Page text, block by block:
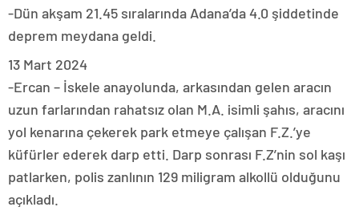
-Dün akşam 21.45 sıralarında Adana’da 4.0 şiddetinde
deprem meydana geldi.
13 Mart 2024
-Ercan – İskele anayolunda, arkasından gelen aracın
uzun farlarından rahatsız olan M.A. isimli şahıs, aracını
yol kenarına çekerek park etmeye çalışan F.Z.’ye
küfürler ederek darp etti. Darp sonrası F.Z’nin sol kaşı
patlarken, polis zanlının 129 miligram alkollü olduğunu
açıkladı.